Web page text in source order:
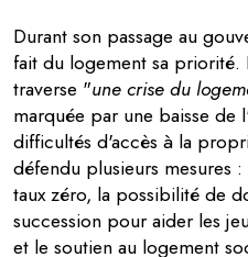
Durant son passage au
fait du logement sa priorité.
traverse "une crise du
marquée par une baisse de
difficultés d'accès à la
défendu plusieurs mesures
taux zéro, la possibilité de
succession pour aider les
et le soutien au logement